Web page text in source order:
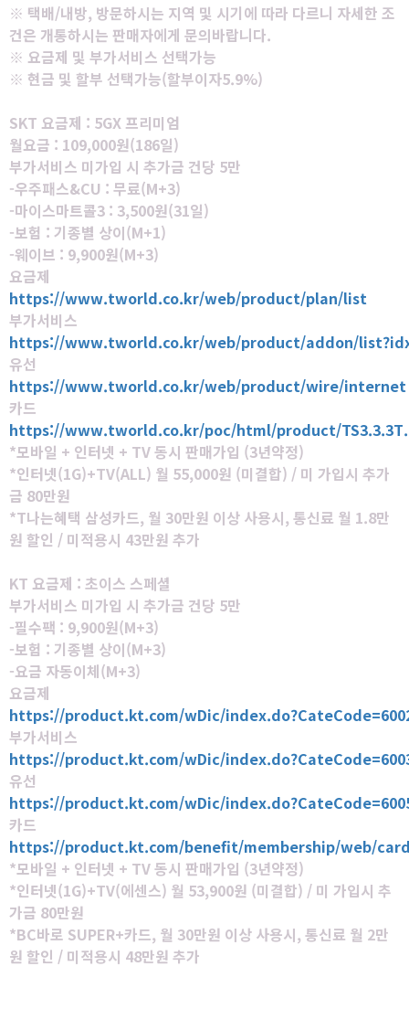
※ 택배/내방, 방문하시는 지역 및 시기에 따라 다르니 자세한 조
건은 개통하시는 판매자에게 문의바랍니다.
※ 요금제 및 부가서비스 선택가능
※ 현금 및 할부 선택가능(할부이자5.9%)
SKT 요금제 : 5GX 프리미엄
월요금 : 109,000원(186일)
부가서비스 미가입 시 추가금 건당 5만
-우주패스&CU : 무료(M+3)
-마이스마트콜3 : 3,500원(31일)
-보험 : 기종별 상이(M+1)
-웨이브 : 9,900원(M+3)
요금제
https://www.tworld.co.kr/web/product/plan/list
부가서비스
https://www.tworld.co.kr/web/product/addon/
유선
https://www.tworld.co.kr/web/product/wire/internet
카드
https://www.tworld.co.kr/poc/html/product/
*모바일 + 인터넷 + TV 동시 판매가입 (3년약정)
*인터넷(1G)+TV(ALL) 월 55,000원 (미결합) / 미 가입시 추가
금 80만원
*T나는혜택 삼성카드, 월 30만원 이상 사용시, 통신료 월 1.8만
원 할인 / 미적용시 43만원 추가
KT 요금제 : 초이스 스페셜
부가서비스 미가입 시 추가금 건당 5만
-필수팩 : 9,900원(M+3)
-보험 : 기종별 상이(M+3)
-요금 자동이체(M+3)
요금제
https://product.kt.com/wDic/
부가서비스
https://product.kt.com/wDic/
유선
https://product.kt.com/wDic/
카드
https://product.kt.com/benefit/membership/web/
*모바일 + 인터넷 + TV 동시 판매가입 (3년약정)
*인터넷(1G)+TV(에센스) 월 53,900원 (미결합) / 미 가입시 추
가금 80만원
*BC바로 SUPER+카드, 월 30만원 이상 사용시, 통신료 월 2만
원 할인 / 미적용시 48만원 추가